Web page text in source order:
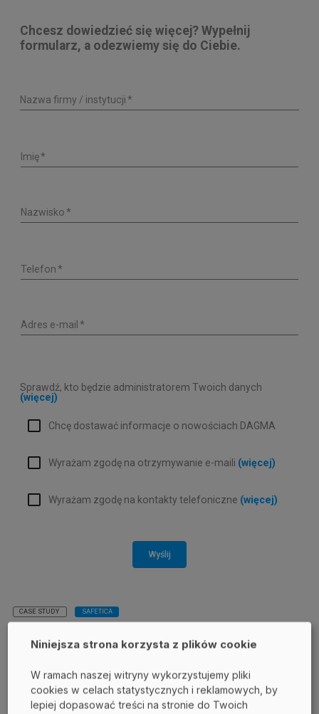
Chcesz dowiedzieć się więcej? Wypełnij
formularz, a odezwiemy się do Ciebie.
Nazwa firmy / instytucji
Imię
Nazwisko
Telefon
Adres e-mail
Sprawdź, kto będzie administratorem Twoich danych
(więcej)
Chcę dostawać informacje o nowościach DAGMA
Wyrażam zgodę na otrzymywanie e-maili (więcej)
Wyrażam zgodę na kontakty telefoniczne (więcej)
Wyślij
CASE STUDY SAFETICA
Udostępnij:
Niniejsza strona korzysta z plików cookie
W ramach naszej witryny wykorzystujemy pliki
cookies w celach statystycznych i reklamowych, by
lepiej dopasować treści na stronie do Twoich